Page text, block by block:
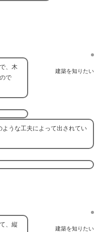
建築を知りたい
、木
で
うな工夫によって出されてい
建築を知りたい
、縦